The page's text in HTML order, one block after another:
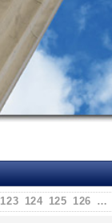
123 124 125 126 …